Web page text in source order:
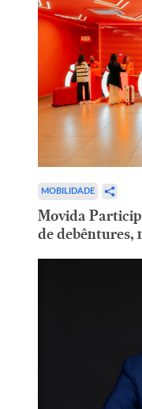
MOBILIDADE
Movida
de debêntures,